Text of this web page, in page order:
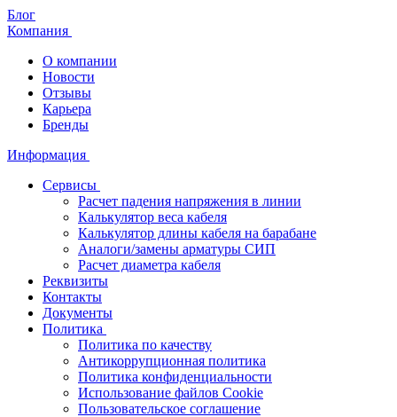
Блог
Компания
О компании
Новости
Отзывы
Карьера
Бренды
Информация
Сервисы
Расчет падения напряжения в линии
Калькулятор веса кабеля
Калькулятор длины кабеля на барабане
Аналоги/замены арматуры СИП
Расчет диаметра кабеля
Реквизиты
Контакты
Документы
Политика
Политика по качеству
Антикоррупционная политика
Политика конфиденциальности
Использование файлов Cookie
Пользовательское соглашение